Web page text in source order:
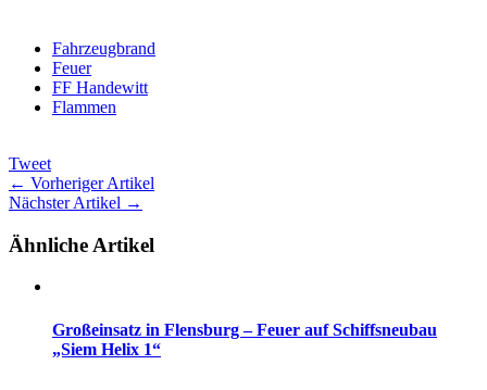
Fahrzeugbrand
Feuer
FF Handewitt
Flammen
Tweet
← Vorheriger Artikel
Nächster Artikel →
Ähnliche Artikel
Großeinsatz in Flensburg – Feuer auf Schiffsneubau
„Siem Helix 1“